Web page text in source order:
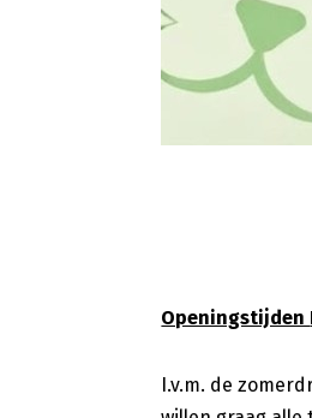
Openingstijden
I.v.m. de